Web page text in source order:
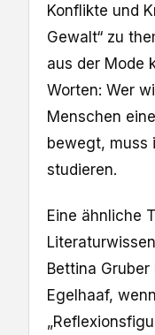
Konflikte und
Gewalt“ zu
aus der Mode
Worten: Wer
Menschen
bewegt, muss
studieren.
Eine ähnliche
Bettina
Egelhaaf,